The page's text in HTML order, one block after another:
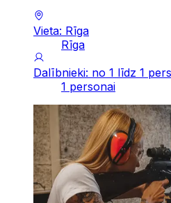
Vieta: Rīga
Rīga
Dalībnieki: no 1 līdz 1
1 personai